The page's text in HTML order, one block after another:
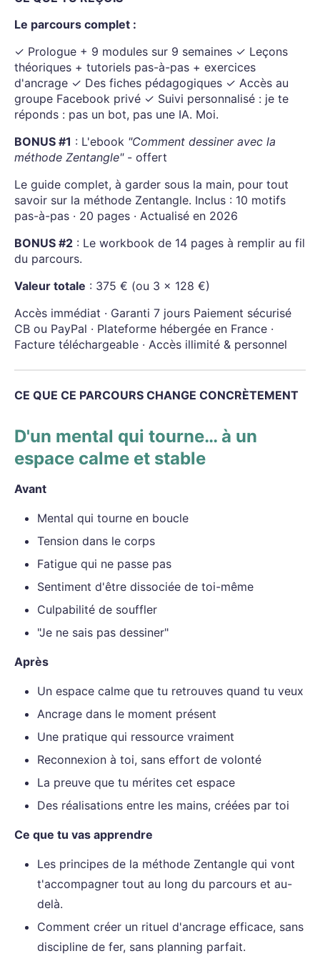
Le parcours complet :
✓ Prologue + 9 modules sur 9 semaines ✓ Leçons
théoriques + tutoriels pas-à-pas + exercices
d'ancrage ✓ Des fiches pédagogiques ✓ Accès au
groupe Facebook privé ✓ Suivi personnalisé : je te
réponds : pas un bot, pas une IA. Moi.
BONUS #1 : L'ebook "Comment dessiner avec la
méthode Zentangle"- offert
Le guide complet, à garder sous la main, pour tout
savoir sur la méthode Zentangle. Inclus : 10 motifs
pas-à-pas · 20 pages · Actualisé en 2026
BONUS #2 : Le workbook de 14 pages à remplir au fil
du parcours.
Valeur totale : 375 € (ou 3 × 128 €)
Accès immédiat · Garanti 7 jours Paiement sécurisé
CB ou PayPal · Plateforme hébergée en France ·
Facture téléchargeable · Accès illimité & personnel
CE QUE CE PARCOURS CHANGE CONCRÈTEMENT
D'un mental qui tourne… à un
espace calme et stable
Avant
Mental qui tourne en boucle
Tension dans le corps
Fatigue qui ne passe pas
Sentiment d'être dissociée de toi-même
Culpabilité de souffler
"Je ne sais pas dessiner"
Après
Un espace calme que tu retrouves quand tu veux
Ancrage dans le moment présent
Une pratique qui ressource vraiment
Reconnexion à toi, sans effort de volonté
La preuve que tu mérites cet espace
Des réalisations entre les mains, créées par toi
Ce que tu vas apprendre
Les principes de la méthode Zentangle qui vont
t'accompagner tout au long du parcours et au-
delà.
Comment créer un rituel d'ancrage efficace, sans
discipline de fer, sans planning parfait.